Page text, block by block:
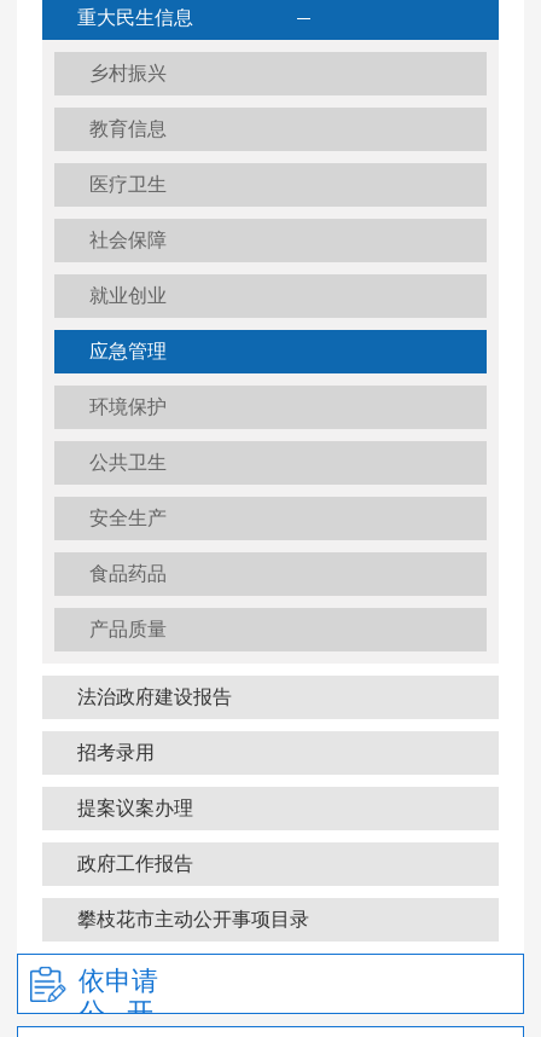
重大民生信息
乡村振兴
教育信息
医疗卫生
社会保障
就业创业
应急管理
环境保护
公共卫生
安全生产
食品药品
产品质量
法治政府建设报告
招考录用
提案议案办理
政府工作报告
攀枝花市主动公开事项目录
政府信息公开年报
依申请
公 开